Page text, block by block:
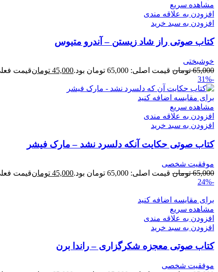
مشاهده سریع
افزودن به علاقه مندی
افزودن به سبد خرید
کتاب صوتی راز شاد زیستن – آندرو متیوس
خوشبختی
65,000 تومان قیمت اصلی: 65,000 تومان بود. 45,000 تومانقیمت فعلی: 45,000
-31%
برای مقایسه اضافه کنید
مشاهده سریع
افزودن به علاقه مندی
افزودن به سبد خرید
کتاب صوتی حکایت آنکه دلسرد نشد – مارک فیشر
موفقیت شخصی
65,000 تومان قیمت اصلی: 65,000 تومان بود. 45,000 تومانقیمت فعلی: 45,000
-24%
برای مقایسه اضافه کنید
مشاهده سریع
افزودن به علاقه مندی
افزودن به سبد خرید
کتاب صوتی معجزه شکرگزاری – راندا برن
موفقیت شخصی